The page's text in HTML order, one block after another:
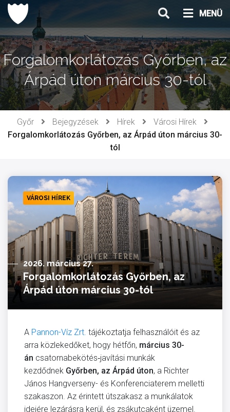
Ugrás
tartalomhoz
MENÜ
Forgalomkorlátozás Győrben, az
Árpád úton március 30-tól
Győr Bejegyzések Hírek
Városi Hírek
Forgalomkorlátozás Győrben, az Árpád úton március 30-
tól
VÁROSI HÍREK
2026. március 27.
Forgalomkorlátozás Győrben, az
Árpád úton március 30-tól
A Pannon-Víz Zrt. tájékoztatja felhasználóit és az
arra közlekedőket, hogy hétfőn, március 30-
án csatornabekötés‑javítási munkák
kezdődnek Győrben, az Árpád úton, a Richter
János Hangverseny- és Konferenciaterem melletti
szakaszon. Az érintett útszakasz a munkálatok
idejére lezárásra kerül, és zsákutcaként üzemel.